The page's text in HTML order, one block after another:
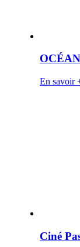
En savoir
Ciné